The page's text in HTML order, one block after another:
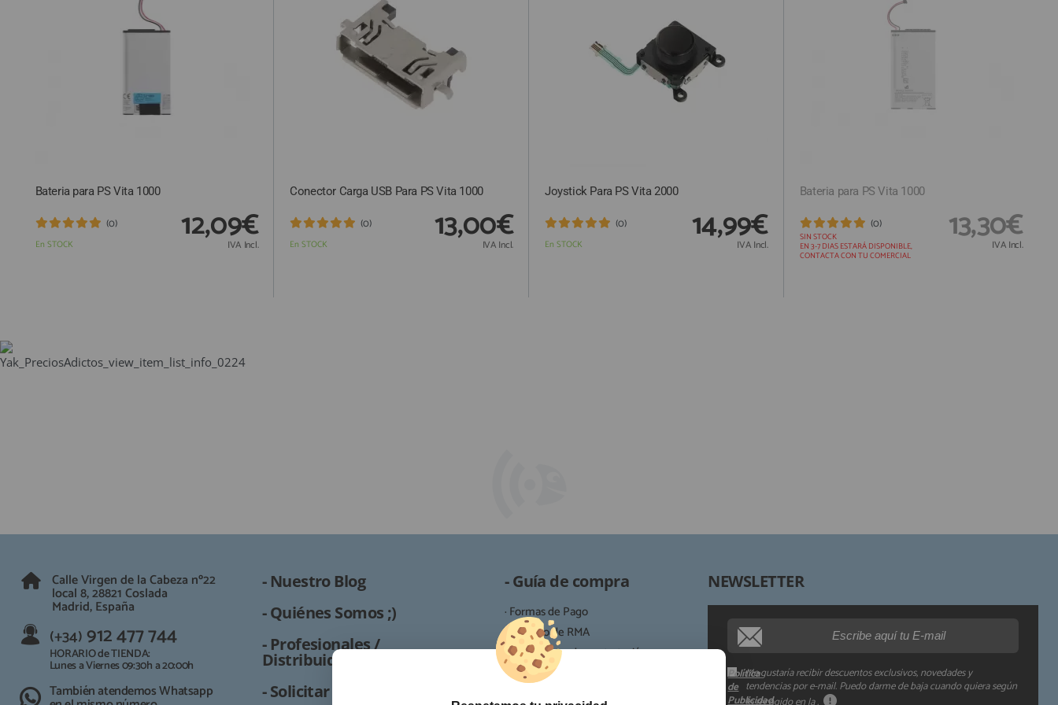
HIDROGEL APOKIN
SOLICITAR REPARACIÓN
CONSULTAR REPARACIÓN
TOP VENTAS REPUESTOS
QUIÉNES SOMOS
info@preciosadictos.com
Bateria para PS Vita 1000
En STOCK
(0) 12,09€
IVA Incl.
Conector Carga USB Para PS Vita 1000
En STOCK
(0) 13,00€
IVA Incl.
Joystick Para PS Vita 2000
En STOCK
(0) 14,99€
IVA Incl.
Bateria para PS Vita 1000
SIN STOCK
EN 3-7 DIAS ESTARÁ DISPONIBLE,
CONTACTA CON TU COMERCIAL
(0) 13,30€
IVA Incl.
Calle Virgen de la Cabeza nº22
local 8, 28821 Coslada
Madrid, España
(+34) 912 477 744
HORARIO de TIENDA:
Lunes a Viernes 09:30h a 20:00h
También atendemos Whatsapp
- Nuestro Blog
- Quiénes Somos ;)
- Profesionales /
Distribuidor
- Solicitar Reparación
- Guía de compra
· Formas de Pago
· Proceso de RMA
· Condiciones de contratación
· Política de devoluciones
NEWSLETTER
Me gustaría recibir descuentos exclusivos, novedades y
tendencias por e-mail. Puedo darme de baja cuando quiera según
Política
de
Publicidad
Derechos:
Información adicional: